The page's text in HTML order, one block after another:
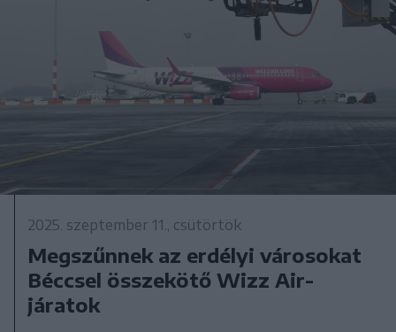
2025. szeptember 11., csütörtök
Megszűnnek az erdélyi városokat
Béccsel összekötő Wizz Air-
járatok